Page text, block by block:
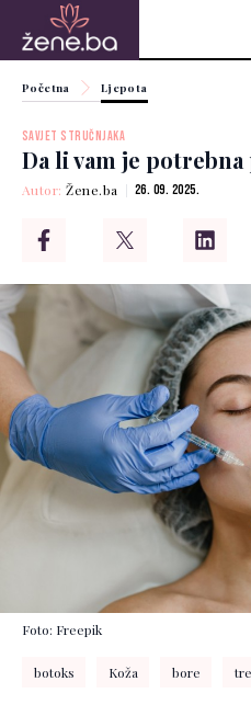
Početna Ljepota
SAVJET STRUČNJAKA
Da li vam je potrebna
Autor:Žene.ba 26. 09. 2025.
Foto: Freepik
botoks Koža bore